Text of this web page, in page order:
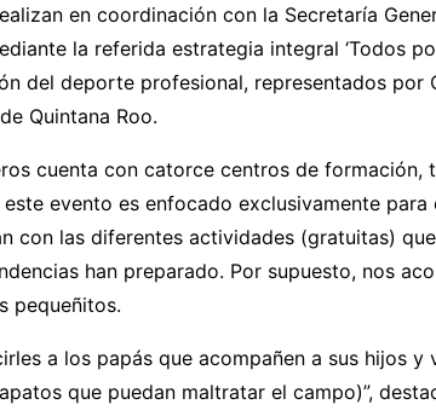
en coordinación con la Secretaría
la referida estrategia integral ‘Todos
del deporte profesional, representados por
Quintana Roo.
cuenta con catorce centros de formación,
evento es enfocado exclusivamente para
con las diferentes actividades (gratuitas)
han preparado. Por supuesto, nos
pequeñitos.
a los papás que acompañen a sus hijos y
que puedan maltratar el campo)”,